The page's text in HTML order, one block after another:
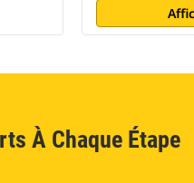
À Chaque Étape